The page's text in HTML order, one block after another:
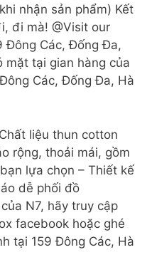
nhận sản phẩm) Kết
đi mà! @Visit our
Đông Các, Đống Đa,
mặt tại gian hàng của
Các, Đống Đa, Hà
liệu thun cotton
rộng, thoải mái, gồm
lựa chọn – Thiết kế
dễ phối đồ
N7, hãy truy cập
facebook hoặc ghé
tại 159 Đông Các, Hà